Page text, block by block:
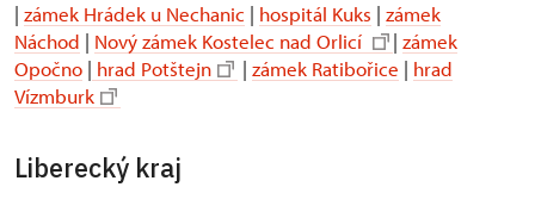
| zámek Hrádek u Nechanic | hospitál Kuks | zámek
Náchod | Nový zámek Kostelec nad Orlicí | zámek
Opočno | hrad Potštejn | zámek Ratibořice | hrad
Vízmburk
Liberecký kraj